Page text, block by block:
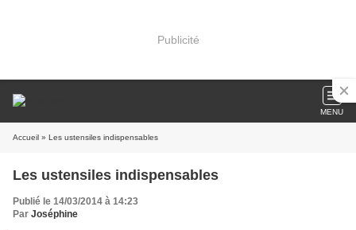
Publicité
MENU
Accueil » Les ustensiles indispensables
Les ustensiles indispensables
Publié le 14/03/2014 à 14:23
Par Joséphine